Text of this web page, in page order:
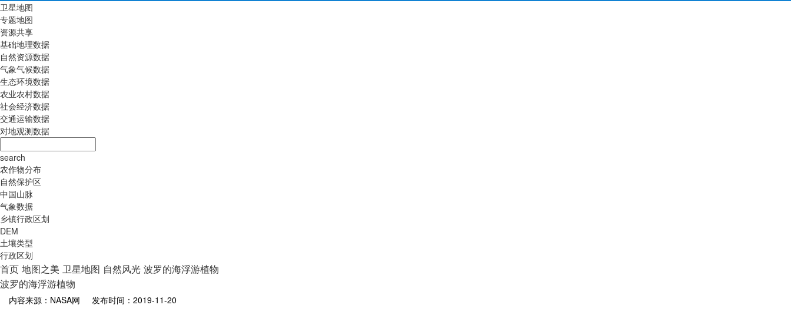
卫星地图
专题地图
资源共享
基础地理数据
自然资源数据
气象气候数据
生态环境数据
农业农村数据
社会经济数据
交通运输数据
对地观测数据
search
农作物分布
自然保护区
中国山脉
气象数据
乡镇行政区划
DEM
土壤类型
行政区划
首页 地图之美 卫星地图 自然风光 波罗的海浮游植物
波罗的海浮游植物
内容来源：NASA网 发布时间：2019-11-20